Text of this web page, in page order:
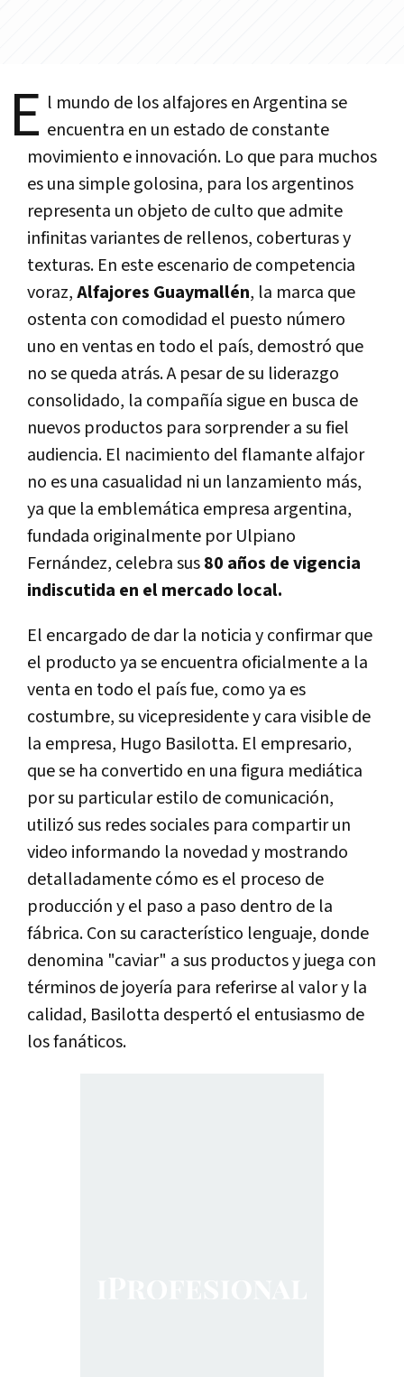
E l mundo de los alfajores en Argentina se
encuentra en un estado de constante
movimiento e innovación. Lo que para muchos
es una simple golosina, para los argentinos
representa un objeto de culto que admite
infinitas variantes de rellenos, coberturas y
texturas. En este escenario de competencia
voraz,Alfajores Guaymallén, la marca que
ostenta con comodidad el puesto número
uno en ventas en todo el país, demostró que
no se queda atrás. A pesar de su liderazgo
consolidado, la compañía sigue en busca de
nuevos productos para sorprender a su fiel
audiencia. El nacimiento del flamante alfajor
no es una casualidad ni un lanzamiento más,
ya que la emblemática empresa argentina,
fundada originalmente por Ulpiano
Fernández, celebra sus80 años de vigencia
indiscutida en el mercado local.
El encargado de dar la noticia y confirmar que
el producto ya se encuentra oficialmente a la
venta en todo el país fue, como ya es
costumbre, su vicepresidente y cara visible de
la empresa, Hugo Basilotta. El empresario,
que se ha convertido en una figura mediática
por su particular estilo de comunicación,
utilizó sus redes sociales para compartir un
video informando la novedad y mostrando
detalladamente cómo es el proceso de
producción y el paso a paso dentro de la
fábrica. Con su característico lenguaje, donde
denomina "caviar" a sus productos y juega con
términos de joyería para referirse al valor y la
calidad, Basilotta despertó el entusiasmo de
los fanáticos.